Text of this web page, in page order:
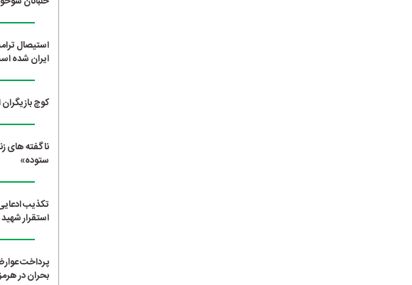
استیصال
ایران شده
کوچ
ناگفته های
ستوده»
تکذیب
استقرار شهید
پرداخت
بحران در